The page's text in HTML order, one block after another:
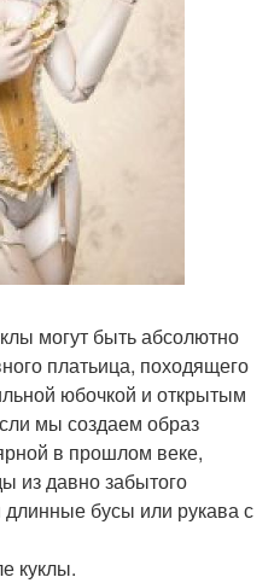
могут быть абсолютно
платьица, походящего
юбочкой и открытым
мы создаем образ
в прошлом веке,
из давно забытого
длинные бусы или рукава с
куклы.